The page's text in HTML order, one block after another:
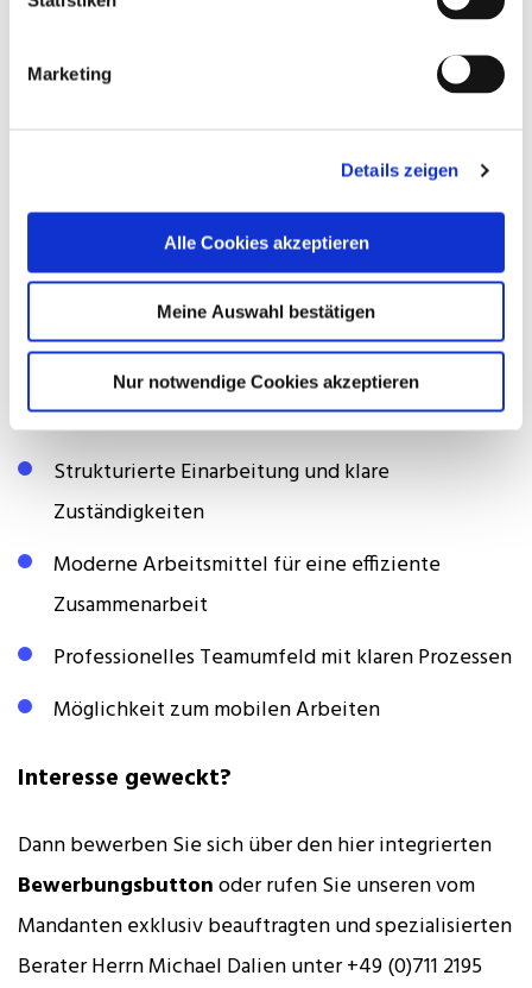
Marketing
Details zeigen
Alle Cookies akzeptieren
Meine Auswahl bestätigen
Nur notwendige Cookies akzeptieren
und Modernisierungsprojekten
Arbeitsweise sowie überzeugendes Auftreten
gegenüber internen und externen
Projektbeteiligten
Das Angebot
Sicherer Arbeitsplatz in einem stabilen
Unternehmen mit kurzen Entscheidungswegen
Strukturierte Einarbeitung und klare
Zuständigkeiten
Moderne Arbeitsmittel für eine effiziente
Zusammenarbeit
Professionelles Teamumfeld mit klaren Prozessen
Möglichkeit zum mobilen Arbeiten
Interesse geweckt?
Dann bewerben Sie sich über den hier integrierten
Bewerbungsbuttonoder rufen Sie unseren vom
Mandanten exklusiv beauftragten und spezialisierten
Berater Herrn Michael Dalien unter +49 (0)711 2195